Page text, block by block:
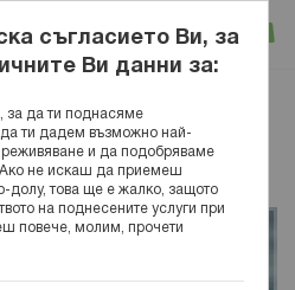
Вход
тях да изберете
лятото и кой от тях да
съгласието Ви, за
Ви данни за:
за да ти поднасяме
ти дадем възможно най-
и да подобряваме
Ако не искаш да приемеш
долу, това ще е жалко, защото
на поднесените услуги при
повече, молим, прочети